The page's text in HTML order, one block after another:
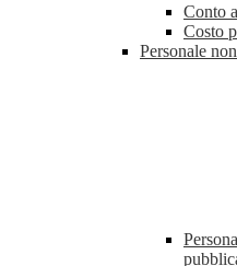
Conto
Costo
Personale